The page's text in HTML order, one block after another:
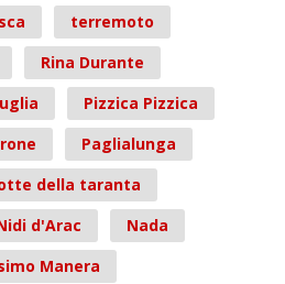
terremoto
Rina Durante
Pizzica Pizzica
Paglialunga
della taranta
d'Arac
Nada
Manera